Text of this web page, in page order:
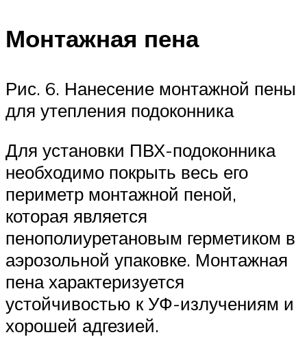
Монтажная пена
Рис. 6. Нанесение монтажной пены
для утепления подоконника
Для установки ПВХ-подоконника
необходимо покрыть весь его
периметр монтажной пеной,
которая является
пенополиуретановым герметиком в
аэрозольной упаковке. Монтажная
пена характеризуется
устойчивостью к УФ-излучениям и
хорошей адгезией.